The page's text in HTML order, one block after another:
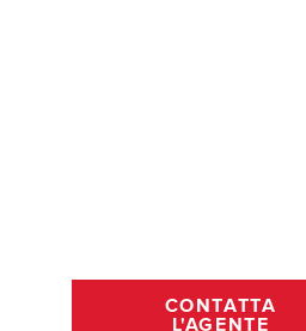
CONTATTA
L'AGENTE